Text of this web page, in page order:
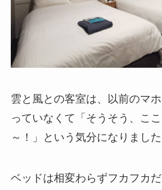
雲と風との客室は、以前のマ
っていなくて「そうそう、こ
～！」という気分になりました
ベッドは相変わらずフカフカ